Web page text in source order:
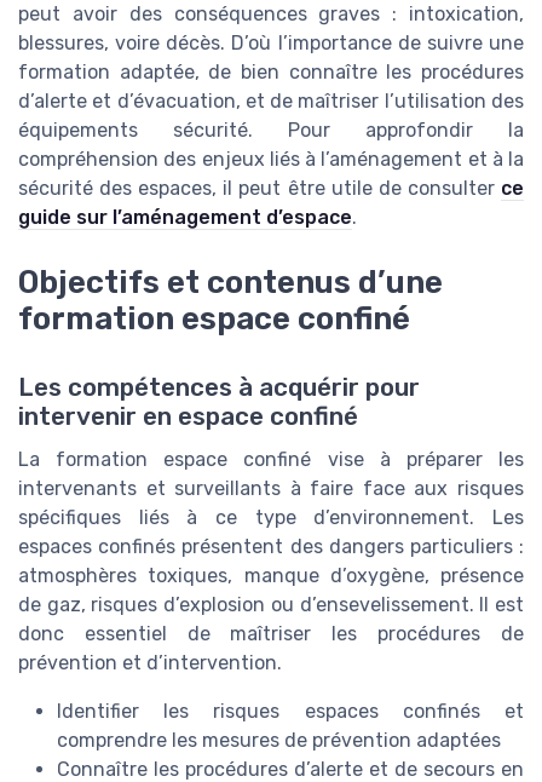
peut avoir des conséquences graves : intoxication,
blessures, voire décès. D’où l’importance de suivre une
formation adaptée, de bien connaître les procédures
d’alerte et d’évacuation, et de maîtriser l’utilisation des
équipements sécurité. Pour approfondir la
compréhension des enjeux liés à l’aménagement et à la
sécurité des espaces, il peut être utile de consulter ce
guide sur l’aménagement d’espace.
Objectifs et contenus d’une
formation espace confiné
Les compétences à acquérir pour
intervenir en espace confiné
La formation espace confiné vise à préparer les
intervenants et surveillants à faire face aux risques
spécifiques liés à ce type d’environnement. Les
espaces confinés présentent des dangers particuliers :
atmosphères toxiques, manque d’oxygène, présence
de gaz, risques d’explosion ou d’ensevelissement. Il est
donc essentiel de maîtriser les procédures de
prévention et d’intervention.
Identifier les risques espaces confinés et
comprendre les mesures de prévention adaptées
Connaître les procédures d’alerte et de secours en